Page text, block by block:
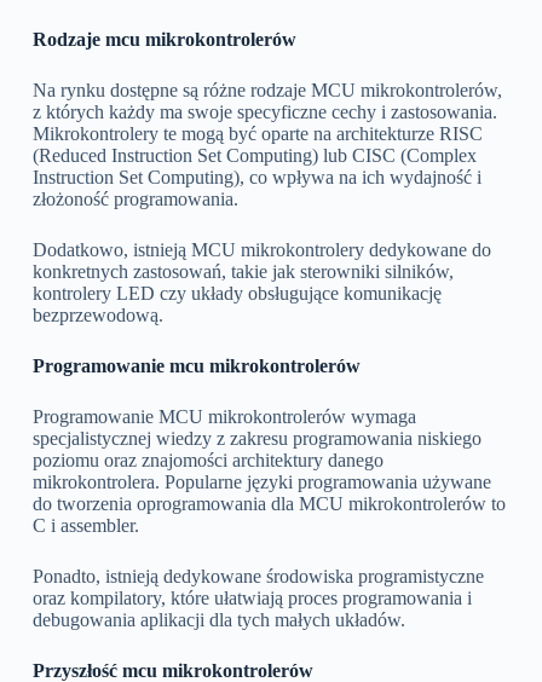
Rodzaje mcu mikrokontrolerów
Na rynku dostępne są różne rodzaje MCU mikrokontrolerów,
z których każdy ma swoje specyficzne cechy i zastosowania.
Mikrokontrolery te mogą być oparte na architekturze RISC
(Reduced Instruction Set Computing) lub CISC (Complex
Instruction Set Computing), co wpływa na ich wydajność i
złożoność programowania.
Dodatkowo, istnieją MCU mikrokontrolery dedykowane do
konkretnych zastosowań, takie jak sterowniki silników,
kontrolery LED czy układy obsługujące komunikację
bezprzewodową.
Programowanie mcu mikrokontrolerów
Programowanie MCU mikrokontrolerów wymaga
specjalistycznej wiedzy z zakresu programowania niskiego
poziomu oraz znajomości architektury danego
mikrokontrolera. Popularne języki programowania używane
do tworzenia oprogramowania dla MCU mikrokontrolerów to
C i assembler.
Ponadto, istnieją dedykowane środowiska programistyczne
oraz kompilatory, które ułatwiają proces programowania i
debugowania aplikacji dla tych małych układów.
Przyszłość mcu mikrokontrolerów